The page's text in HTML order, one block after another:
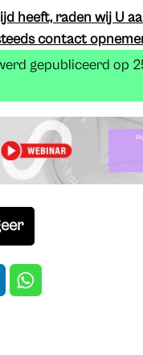
heeft, raden wij U
contact
gepubliceerd op